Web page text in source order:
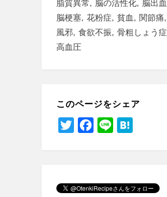
脂質異常
脳の活性化
脳出血
脳梗塞
花粉症 貧血
関節痛
風邪
食欲不振
骨粗しょう症
高血圧
このページをシェア
T
F
b
Li
a